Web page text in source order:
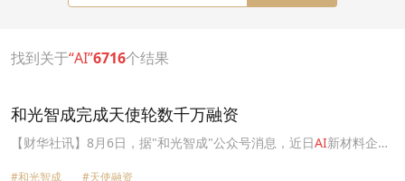
找到关于“AI”6716个结果
和光智成完成天使轮数千万融资
【财华社讯】8月6日，据"和光智成"公众号消息，近日AI新材料企业
#和光智成
#天使融资